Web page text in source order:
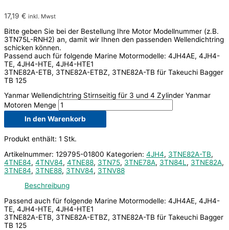
17,19 € inkl. Mwst
Bitte geben Sie bei der Bestellung Ihre Motor Modellnummer (z.B.
3TN75L-RNH2) an, damit wir Ihnen den passenden Wellendichtring
schicken können.
Passend auch für folgende Marine Motormodelle: 4JH4AE, 4JH4-
TE, 4JH4-HTE, 4JH4-HTE1
3TNE82A-ETB, 3TNE82A-ETBZ, 3TNE82A-TB für Takeuchi Bagger
TB 125
Yanmar Wellendichtring Stirnseitig für 3 und 4 Zylinder Yanmar
Motoren Menge
In den Warenkorb
Produkt enthält: 1 Stk.
Artikelnummer: 129795-01800 Kategorien: 4JH4, 3TNE82A-TB,
4TNE84, 4TNV84, 4TNE88, 3TN75, 3TNE78A, 3TN84L , 3TNE82A,
3TNE84, 3TNE88, 3TNV84, 3TNV88
Beschreibung
Passend auch für folgende Marine Motormodelle: 4JH4AE, 4JH4-
TE, 4JH4-HTE, 4JH4-HTE1
3TNE82A-ETB, 3TNE82A-ETBZ, 3TNE82A-TB für Takeuchi Bagger
TB 125